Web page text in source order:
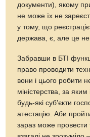
документи), якому
не може їх не
у тому, що
держава, є, але це не
Забравши в БТІ
право проводити
вони і цього робити
міністерства, за
будь-які суб’єкти
атестацію. Аби
зараз може провести